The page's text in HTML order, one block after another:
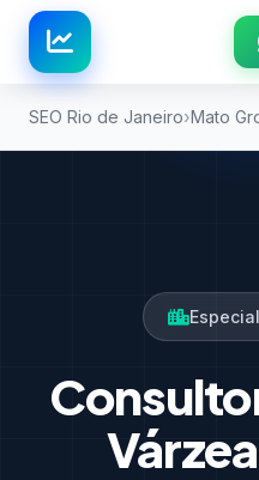
SEO Rio de Janeiro Mato